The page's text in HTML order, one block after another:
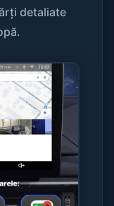
detaliate